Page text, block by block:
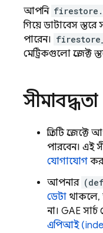
আপনি
গিয়ে ডাটাবেস
পারেন।
মেট্রিকগুলো প্রজেক্ট
সীমাবদ্ধতা
প্রতিটি
পারবেন। এই
যোগাযোগ
আপনার
ডেটা থাকলে,
না। GAE
এপিআই